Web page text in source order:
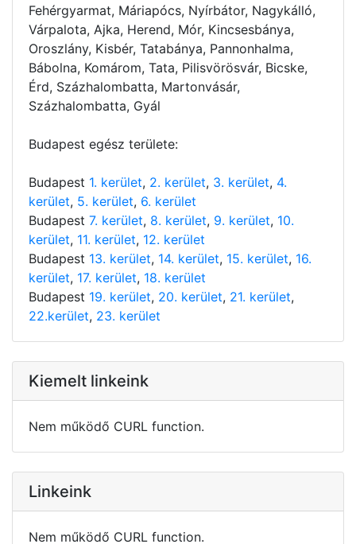
Fehérgyarmat, Máriapócs, Nyírbátor, Nagykálló,
Várpalota, Ajka, Herend, Mór, Kincsesbánya,
Oroszlány, Kisbér, Tatabánya, Pannonhalma,
Bábolna, Komárom, Tata, Pilisvörösvár, Bicske,
Érd, Százhalombatta, Martonvásár,
Százhalombatta, Gyál
Budapest egész területe:
Budapest 1. kerület, 2. kerület, 3. kerület, 4.
kerület, 5. kerület, 6. kerület
Budapest 7. kerület, 8. kerület, 9. kerület, 10.
kerület, 11. kerület, 12. kerület
Budapest 13. kerület, 14. kerület, 15. kerület, 16.
kerület, 17. kerület, 18. kerület
Budapest 19. kerület, 20. kerület, 21. kerület,
22.kerület, 23. kerület
Kiemelt linkeink
Nem működő CURL function.
Linkeink
Nem működő CURL function.